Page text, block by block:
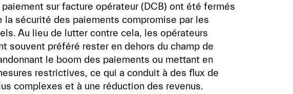
paiement sur facture opérateur (DCB) ont été fermés
la sécurité des paiements compromise par les
Au lieu de lutter contre cela, les opérateurs
souvent préféré rester en dehors du champ de
le boom des paiements ou mettant en
restrictives, ce qui a conduit à des flux de
complexes et à une réduction des revenus.